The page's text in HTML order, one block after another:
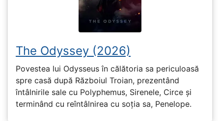
The Odyssey (2026)
Povestea lui Odysseus în călătoria sa periculoasă
spre casă după Războiul Troian, prezentând
întâlnirile sale cu Polyphemus, Sirenele, Circe și
terminând cu reîntâlnirea cu soția sa, Penelope.